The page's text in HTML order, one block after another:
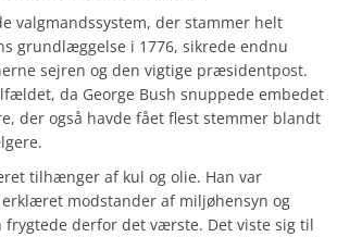
valgmandssystem, der stammer helt
grundlæggelse i 1776, sikrede endnu
sejren og den vigtige præsidentpost.
da George Bush snuppede embedet
der også havde fået flest stemmer blandt
tilhænger af kul og olie. Han var
modstander af miljøhensyn og
frygtede derfor det værste. Det viste sig til